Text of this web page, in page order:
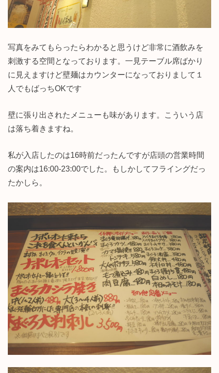
写真をみてもらったらわかると思うけど非常に酒飲みを
刺激する空間となっております。一見テーブル席ばかり
に見えますけど壁麺はカウンターになっておりまして１
人でもばっちOKです
壁に張り出されたメニューも味があります。こういう店
は落ち着きますね。
私が入店したのは16時前だったんですが店頭の営業時間
の案内は16:00-23:00でした。もしかしてフライングだっ
たかしら。